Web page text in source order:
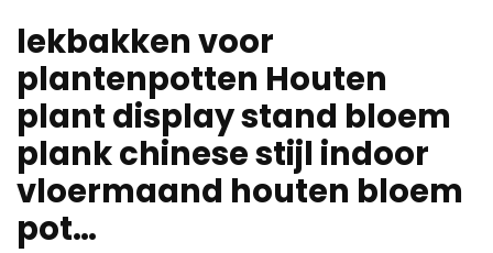
lekbakken voor
plantenpotten Houten
plant display stand bloem
plank chinese stijl indoor
vloermaand houten bloem
pot…